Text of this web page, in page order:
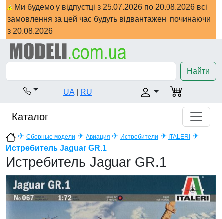
Ми будемо у відпустці з 25.07.2026 по 20.08.2026 всі
замовлення за цей час будуть відвантажені починаючи
з 20.08.2026
Найти
UA RU
Каталог
✈ Сборные модели ✈ Авиация ✈ Истребители ✈ ITALERI
✈
Истребитель Jaguar GR.1
Истребитель Jaguar GR.1